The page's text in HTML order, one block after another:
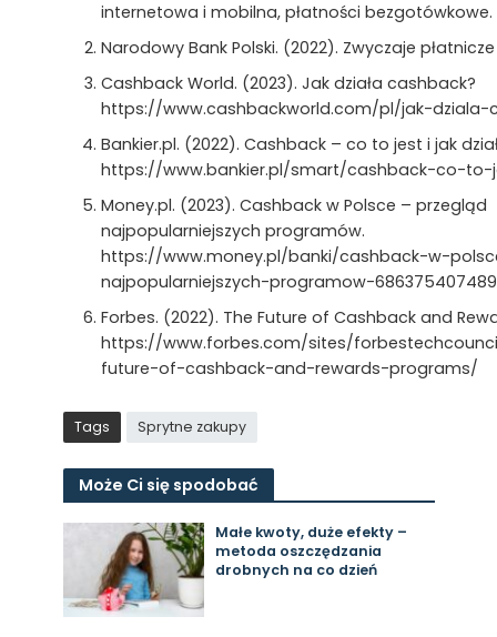
internetowa i mobilna, płatności bezgotówkowe.
Narodowy Bank Polski. (2022). Zwyczaje
Cashback World. (2023). Jak działa cashback?
https://www.cashbackworld.com/pl/jak-dziala-
Bankier.pl. (2022). Cashback – co to jest i jak
https://www.bankier.pl/smart/cashback-co-
Money.pl. (2023). Cashback w Polsce – przegląd
najpopularniejszych programów.
https://www.money.pl/banki/cashback-w-
najpopularniejszych-programow-
Forbes. (2022). The Future of Cashback and
https://www.forbes.com/sites/
future-of-cashback-and-rewards-programs/
Tags Sprytne zakupy
Może Ci się spodobać
Małe kwoty, duże efekty –
metoda oszczędzania
drobnych na co dzień